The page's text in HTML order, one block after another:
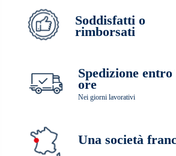
Soddisfatti o
rimborsati
Spedizione entro
ore
Nei giorni lavorativi
Una società